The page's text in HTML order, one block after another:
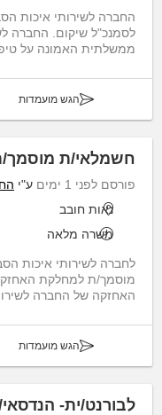
החברה לשירותי איכות
ממשלתית האמונה על
הגש מועמדות
חשמלאי/ת
פורסם לפני 1 ימים ע"י
נאות חובב
משרה מלאה
הגש מועמדות
לבורנט/ית-